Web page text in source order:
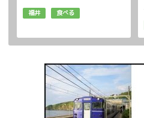
福井 食べる